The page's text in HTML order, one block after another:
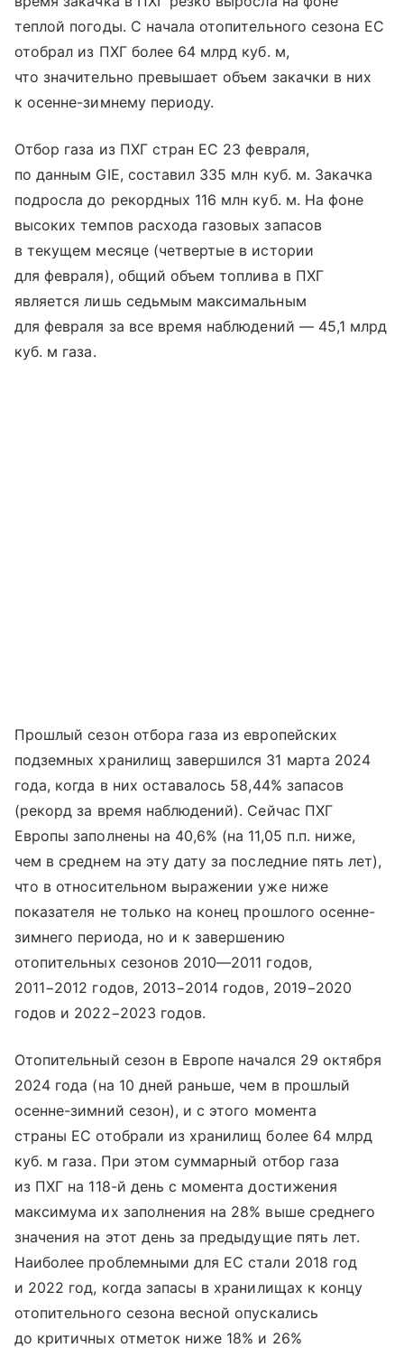
теплой погоды. С начала отопительного сезона ЕС
отобрал из ПХГ более 64 млрд куб. м,
что значительно превышает объем закачки в них
к осенне-зимнему периоду.
Отбор газа из ПХГ стран ЕС 23 февраля,
по данным GIE, составил 335 млн куб. м. Закачка
подросла до рекордных 116 млн куб. м. На фоне
высоких темпов расхода газовых запасов
в текущем месяце (четвертые в истории
для февраля), общий объем топлива в ПХГ
является лишь седьмым максимальным
для февраля за все время наблюдений — 45,1 млрд
куб. м газа.
Прошлый сезон отбора газа из европейских
подземных хранилищ завершился 31 марта 2024
года, когда в них оставалось 58,44% запасов
(рекорд за время наблюдений). Сейчас ПХГ
Европы заполнены на 40,6% (на 11,05 п.п. ниже,
чем в среднем на эту дату за последние пять лет),
что в относительном выражении уже ниже
показателя не только на конец прошлого осенне-
зимнего периода, но и к завершению
отопительных сезонов 2010—2011 годов,
2011−2012 годов, 2013−2014 годов, 2019−2020
годов и 2022−2023 годов.
Отопительный сезон в Европе начался 29 октября
2024 года (на 10 дней раньше, чем в прошлый
осенне-зимний сезон), и с этого момента
страны ЕС отобрали из хранилищ более 64 млрд
куб. м газа. При этом суммарный отбор газа
из ПХГ на 118-й день с момента достижения
максимума их заполнения на 28% выше среднего
значения на этот день за предыдущие пять лет.
Наиболее проблемными для ЕС стали 2018 год
и 2022 год, когда запасы в хранилищах к концу
отопительного сезона весной опускались
до критичных отметок ниже 18% и 26%